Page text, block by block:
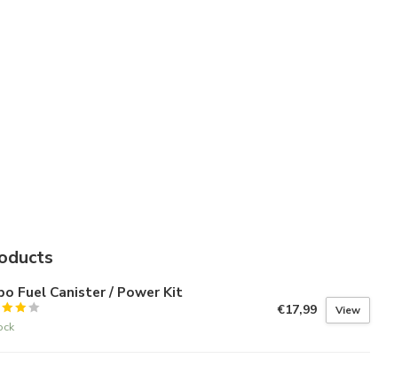
Fuel Canister / Power Kit
€17,99 View